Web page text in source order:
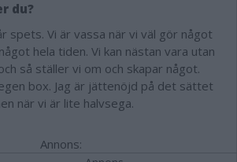
du?
spets. Vi är vassa när vi väl gör något
hela tiden. Vi kan nästan vara utan
så ställer vi om och skapar något.
box. Jag är jättenöjd på det sättet
när vi är lite halvsega.
Annons: